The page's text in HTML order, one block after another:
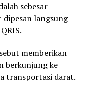
sebesar
langsung
memberikan
berkunjung ke
transportasi darat.